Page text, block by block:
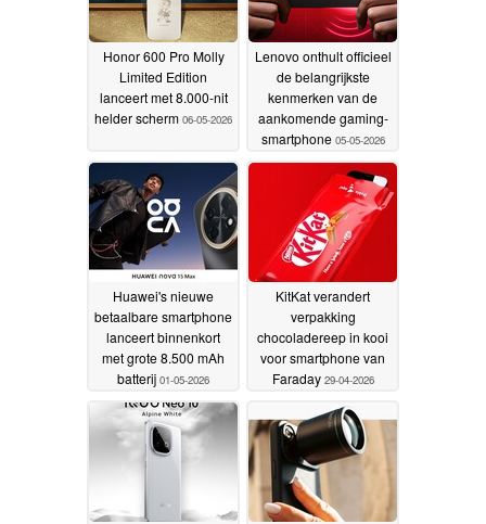
Honor 600 Pro Molly
Limited Edition
lanceert met 8.000-nit
helder scherm 06-05-2026
Lenovo onthult officieel
de belangrijkste
kenmerken van de
aankomende gaming-
smartphone 05-05-2026
Huawei's nieuwe
betaalbare smartphone
lanceert binnenkort
met grote 8.500 mAh
batterij 01-05-2026
KitKat verandert
verpakking
chocoladereep in kooi
voor smartphone van
Faraday 29-04-2026